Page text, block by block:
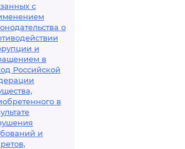
с
о
и
в
Российской
в
и